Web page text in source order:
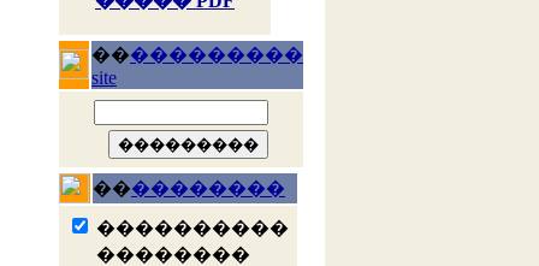
�����������
site
����������
����������
��������